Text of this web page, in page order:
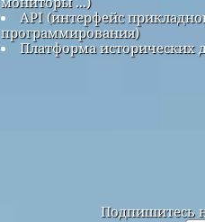
API (интерфейс
программирования)
Платформа исторических
Подпишитесь